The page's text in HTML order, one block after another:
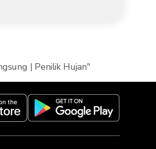
| Penilik Hujan"